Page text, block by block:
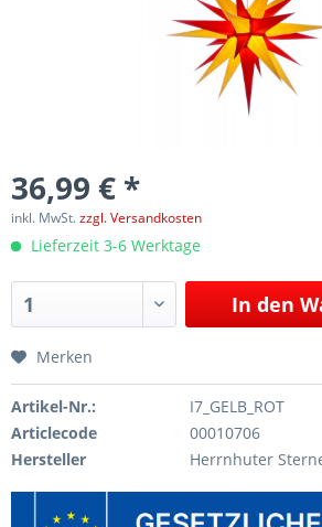
36,99 € *
inkl. MwSt.zzgl. Versandkosten
Lieferzeit 3-6 Werktage
In den
Merken
Artikel-Nr.:
I7_GELB_ROT
Articlecode
00010706
Hersteller
Herrnhuter